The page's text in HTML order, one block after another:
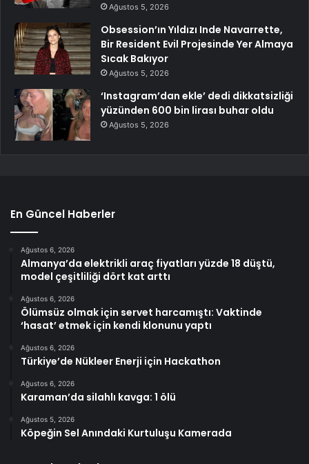
Ağustos 5, 2026
Obsession’ın Yıldızı Inde Navarrette,
Bir Resident Evil Projesinde Yer Almaya
Sıcak Bakıyor
Ağustos 5, 2026
‘Instagram’dan ekle’ dedi dikkatsizliği
yüzünden 600 bin lirası buhar oldu
Ağustos 5, 2026
En Güncel Haberler
Ağustos 6, 2026
Almanya’da elektrikli araç fiyatları yüzde 18 düştü,
model çeşitliliği dört kat arttı
Ağustos 6, 2026
Ölümsüz olmak için servet harcamıştı: Vaktinde
‘hasat’ etmek için kendi klonunu yaptı
Ağustos 6, 2026
Türkiye’de Nükleer Enerji için Hackathon
Ağustos 6, 2026
Karaman’da silahlı kavga: 1 ölü
Ağustos 5, 2026
Köpeğin Sel Anındaki Kurtuluşu Kamerada